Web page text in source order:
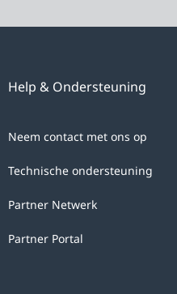
personal
the
sole
of
answering
Help & Ondersteuning
Neem contact met ons op
Technische ondersteuning
Partner Netwerk
Partner Portal